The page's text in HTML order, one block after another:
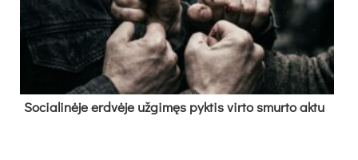
So­cia­li­nė­je erd­vė­je už­gi­męs pyk­tis vir­to smur­to ak­tu